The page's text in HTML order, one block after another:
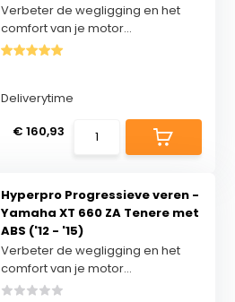
Verbeter de wegligging en het
comfort van je motor...
Deliverytime
€ 160,93
Hyperpro Progressieve veren -
Yamaha XT 660 ZA Tenere met
ABS ('12 - '15)
Verbeter de wegligging en het
comfort van je motor...